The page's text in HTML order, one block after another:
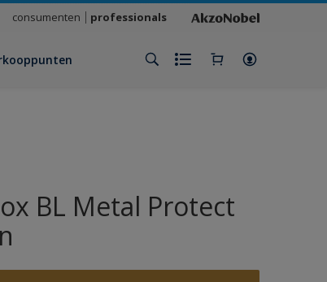
consumenten professionals
BL Metal Protect